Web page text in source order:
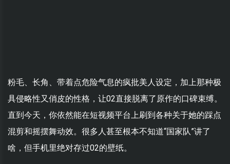
粉毛、长角、带着点危险气息的疯批美人设定，加上那种极
具侵略性又俏皮的性格，让02直接脱离了原作的口碑束缚。
直到今天，你依然能在短视频平台上刷到各种关于她的踩点
混剪和摇摆舞动效。很多人甚至根本不知道“国家队”讲了
啥，但手机里绝对存过02的壁纸。